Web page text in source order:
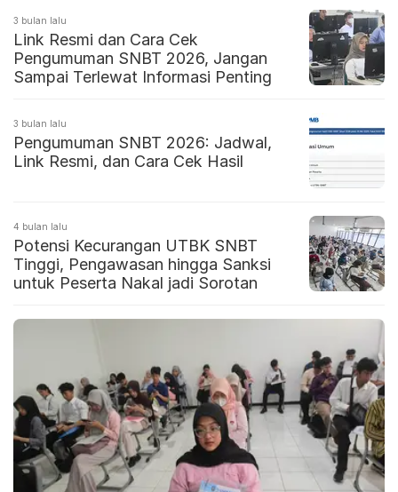
3 bulan lalu
Link Resmi dan Cara Cek
Pengumuman SNBT 2026, Jangan
Sampai Terlewat Informasi Penting
3 bulan lalu
Pengumuman SNBT 2026: Jadwal,
Link Resmi, dan Cara Cek Hasil
4 bulan lalu
Potensi Kecurangan UTBK SNBT
Tinggi, Pengawasan hingga Sanksi
untuk Peserta Nakal jadi Sorotan